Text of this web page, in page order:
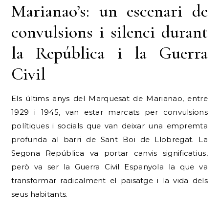
Marianao’s: un escenari de
convulsions i silenci durant
la República i la Guerra
Civil
Els últims anys del Marquesat de Marianao, entre
1929 i 1945, van estar marcats per convulsions
polítiques i socials que van deixar una empremta
profunda al barri de Sant Boi de Llobregat. La
Segona República va portar canvis significatius,
però va ser la Guerra Civil Espanyola la que va
transformar radicalment el paisatge i la vida dels
seus habitants.